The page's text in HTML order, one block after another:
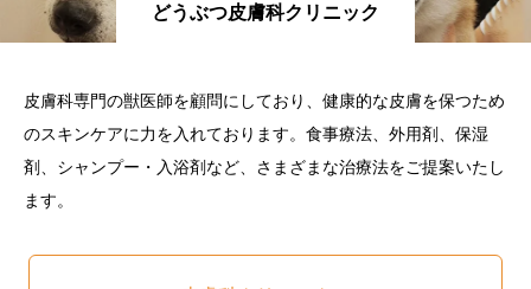
どうぶつ皮膚科クリニック
皮膚科専門の獣医師を顧問にしており、健康的な皮膚を保つため
のスキンケアに力を入れております。食事療法、外用剤、保湿
剤、シャンプー・入浴剤など、さまざまな治療法をご提案いたし
ます。